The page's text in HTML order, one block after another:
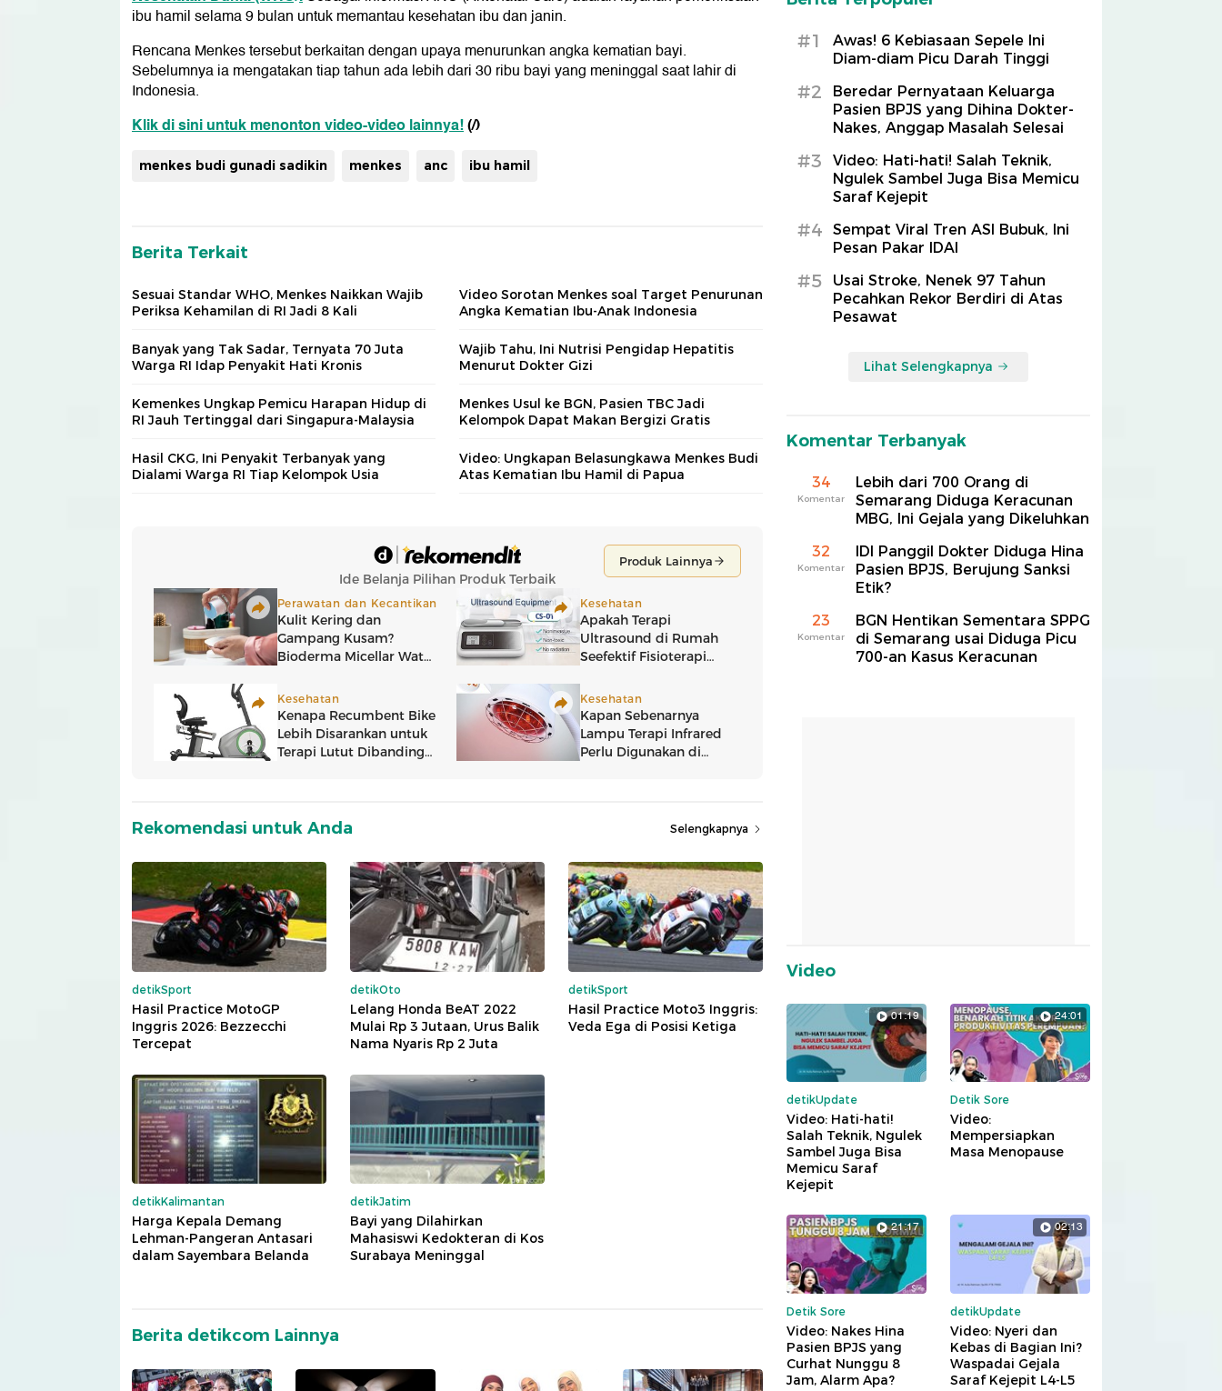
ibu hamil selama 9 bulan untuk memantau kesehatan ibu dan janin.
Rencana Menkes tersebut berkaitan dengan upaya menurunkan angka kematian bayi.
Sebelumnya ia mengatakan tiap tahun ada lebih dari 30 ribu bayi yang meninggal saat lahir di
Indonesia.
Klik di sini untuk menonton video-video lainnya!(/)
menkes budi gunadi sadikin menkes anc ibu hamil
Berita Terkait
Sesuai Standar WHO, Menkes Naikkan Wajib
Periksa Kehamilan di RI Jadi 8 Kali
Video Sorotan Menkes soal Target Penurunan
Angka Kematian Ibu-Anak Indonesia
Banyak yang Tak Sadar, Ternyata 70 Juta
Warga RI Idap Penyakit Hati Kronis
Wajib Tahu, Ini Nutrisi Pengidap Hepatitis
Menurut Dokter Gizi
Kemenkes Ungkap Pemicu Harapan Hidup di
RI Jauh Tertinggal dari Singapura-Malaysia
Menkes Usul ke BGN, Pasien TBC Jadi
Kelompok Dapat Makan Bergizi Gratis
Hasil CKG, Ini Penyakit Terbanyak yang
Dialami Warga RI Tiap Kelompok Usia
Video: Ungkapan Belasungkawa Menkes Budi
Atas Kematian Ibu Hamil di Papua
Rekomendasi untuk Anda Selengkapnya
detikSport
Hasil Practice MotoGP
Inggris 2026: Bezzecchi
Tercepat
detikOto
Lelang Honda BeAT 2022
Mulai Rp 3 Jutaan, Urus Balik
Nama Nyaris Rp 2 Juta
detikSport
Hasil Practice Moto3 Inggris:
Veda Ega di Posisi Ketiga
detikKalimantan
Harga Kepala Demang
Lehman-Pangeran Antasari
dalam Sayembara Belanda
detikJatim
Bayi yang Dilahirkan
Mahasiswi Kedokteran di Kos
Surabaya Meninggal
Berita detikcom Lainnya
#1
Awas! 6 Kebiasaan Sepele Ini
Diam-diam Picu Darah Tinggi
#2
Beredar Pernyataan Keluarga
Pasien BPJS yang Dihina Dokter-
Nakes, Anggap Masalah Selesai
#3
Video: Hati-hati! Salah Teknik,
Ngulek Sambel Juga Bisa Memicu
Saraf Kejepit
#4
Sempat Viral Tren ASI Bubuk, Ini
Pesan Pakar IDAI
#5
Usai Stroke, Nenek 97 Tahun
Pecahkan Rekor Berdiri di Atas
Pesawat
Lihat Selengkapnya
Komentar Terbanyak
34
Komentar
Lebih dari 700 Orang di
Semarang Diduga Keracunan
MBG, Ini Gejala yang Dikeluhkan
32
Komentar
IDI Panggil Dokter Diduga Hina
Pasien BPJS, Berujung Sanksi
Etik?
23
Komentar
BGN Hentikan Sementara SPPG
di Semarang usai Diduga Picu
700-an Kasus Keracunan
Video
01:19
detikUpdate
Video: Hati-hati!
Salah Teknik, Ngulek
Sambel Juga Bisa
Memicu Saraf
Kejepit
24:01
Detik Sore
Video:
Mempersiapkan
Masa Menopause
21:17
Detik Sore
Video: Nakes Hina
Pasien BPJS yang
Curhat Nunggu 8
Jam, Alarm Apa?
02:13
detikUpdate
Video: Nyeri dan
Kebas di Bagian Ini?
Waspadai Gejala
Saraf Kejepit L4-L5